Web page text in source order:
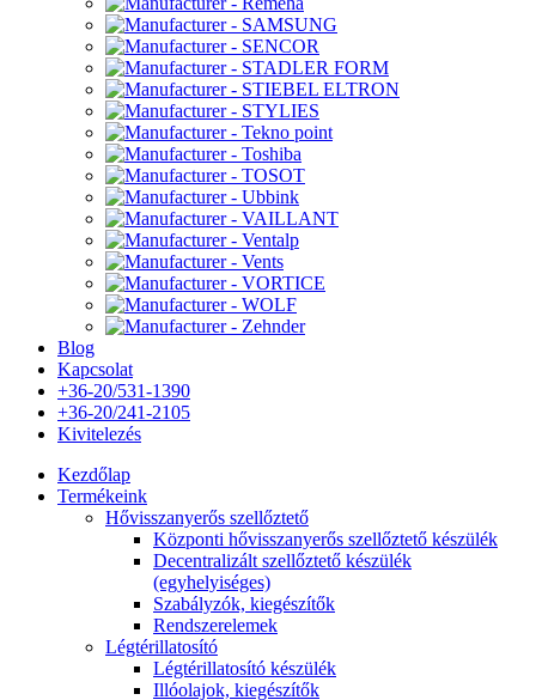
Blog
Kapcsolat
+36-20/531-1390
+36-20/241-2105
Kivitelezés
Kezdőlap
Termékeink
Hővisszanyerős szellőztető
Központi hővisszanyerős szellőztető készülék
Decentralizált szellőztető készülék
(egyhelyiséges)
Szabályzók, kiegészítők
Rendszerelemek
Légtérillatosító
Légtérillatosító készülék
Illóolajok, kiegészítők